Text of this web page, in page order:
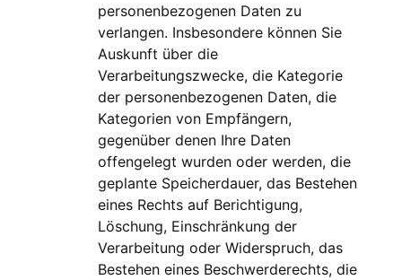
personenbezogenen Daten zu
verlangen. Insbesondere können Sie
Auskunft über die
Verarbeitungszwecke, die Kategorie
der personenbezogenen Daten, die
Kategorien von Empfängern,
gegenüber denen Ihre Daten
offengelegt wurden oder werden, die
geplante Speicherdauer, das Bestehen
eines Rechts auf Berichtigung,
Löschung, Einschränkung der
Verarbeitung oder Widerspruch, das
Bestehen eines Beschwerderechts, die